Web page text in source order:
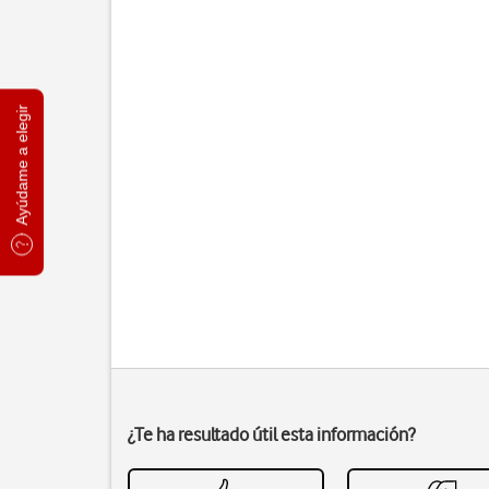
Ayúdame a elegir
¿Te ha resultado útil esta información?